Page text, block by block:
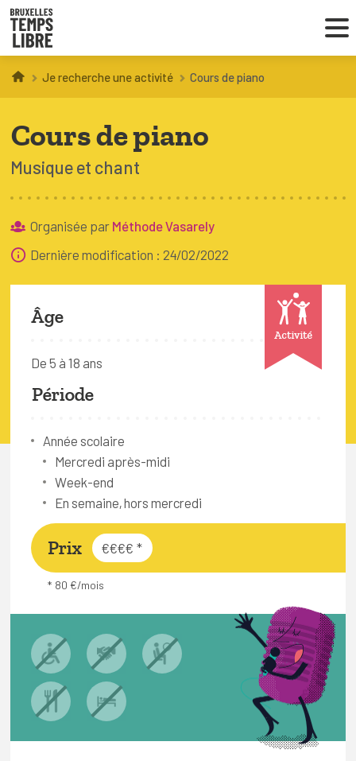
Infos parents
Droit au loisir
Coordinations ATL
À BRUXELLES
FAQ
Connexion
Espace pro
Bruxelles Temps Libre
Je recherche une activité Cours de piano
Cours de piano
Musique et chant
Organisée par Méthode Vasarely
Dernière modification : 24/02/2022
Activité
Âge
De 5 à 18 ans
Période
Année scolaire
Mercredi après-midi
Week-end
En semaine, hors mercredi
Prix €€€€ *
* 80 €/mois